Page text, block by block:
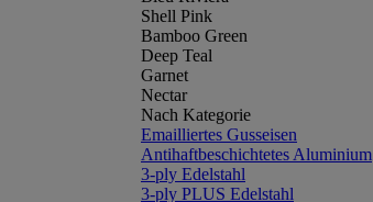
Shell Pink
Bamboo Green
Deep Teal
Garnet
Nectar
Nach Kategorie
Emailliertes Gusseisen
Antihaftbeschichtetes Aluminium
3-ply Edelstahl
3-ply PLUS Edelstahl